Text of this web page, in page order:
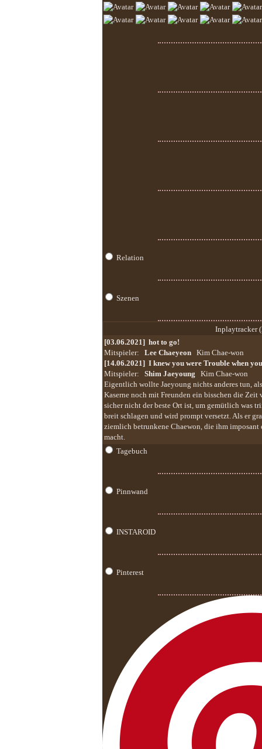
Relation
Szenen
Inplaytracker
[03.06.2021] hot to go!
Mitspieler: Lee Chaeyeon Kim Chae-won
[14.06.2021] I knew you were Trouble when
Mitspieler: Shim Jaeyoung
Kim Chae-won
Eigentlich wollte Jaeyoung nichts anderes tun,
Kaserne noch mit Freunden ein bisschen die Zeit
sicher nicht der beste Ort ist, um gemütlich was
breit schlagen und wird prompt versetzt. Als er
ziemlich betrunkene Chaewon, die ihm
macht.
Tagebuch
Pinnwand
INSTAROID
Pinterest